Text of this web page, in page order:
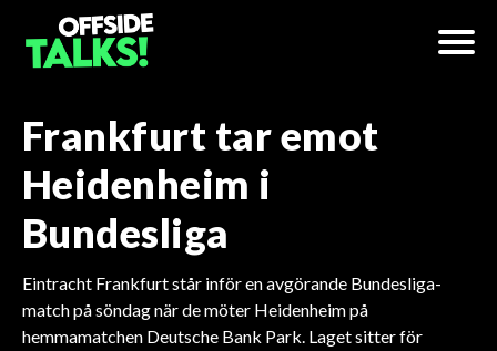
Frankfurt tar emot
Heidenheim i
Bundesliga
Eintracht Frankfurt står inför en avgörande Bundesliga-
match på söndag när de möter Heidenheim på
hemmamatchen Deutsche Bank Park. Laget sitter för